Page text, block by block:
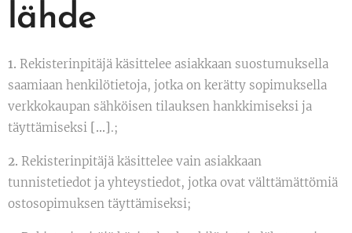
lähde
1. Rekisterinpitäjä käsittelee asiakkaan suostumuksella
saamiaan henkilötietoja, jotka on kerätty sopimuksella
verkkokaupan sähköisen tilauksen hankkimiseksi ja
täyttämiseksi […].;
2. Rekisterinpitäjä käsittelee vain asiakkaan
tunnistetiedot ja yhteystiedot, jotka ovat välttämättömiä
ostosopimuksen täyttämiseksi;